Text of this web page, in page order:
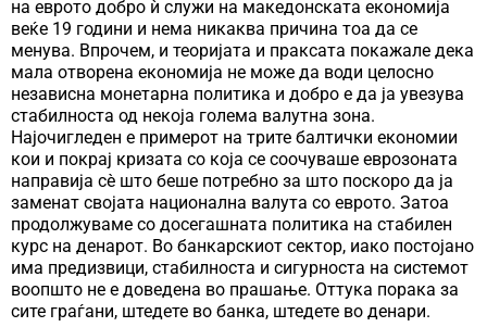
на еврото добро ѝ служи на македонската економија
веќе 19 години и нема никаква причина тоа да се
менува. Впрочем, и теоријата и праксата покажале дека
мала отворена економија не може да води целосно
независна монетарна политика и добро е да ја увезува
стабилноста од некоја голема валутна зона.
Најочигледен е примерот на трите балтички економии
кои и покрај кризата со која се соочуваше еврозоната
направија сѐ што беше потребно за што поскоро да ја
заменат својата национална валута со еврото. Затоа
продолжуваме со досегашната политика на стабилен
курс на денарот. Во банкарскиот сектор, иако постојано
има предизвици, стабилноста и сигурноста на системот
воопшто не е доведена во прашање. Оттука порака за
сите граѓани, штедете во банка, штедете во денари.